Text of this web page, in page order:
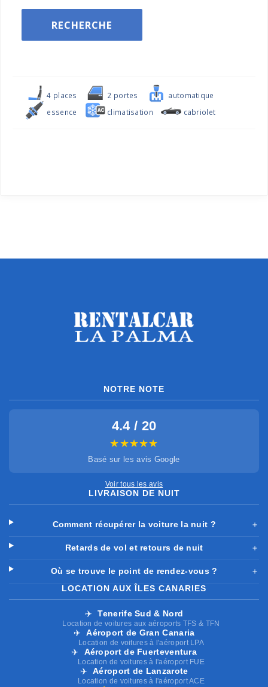
RECHERCHE
4 places 2 portes
automatique
essence
climatisation cabriolet
NOTRE NOTE
4.4 / 20
★★★★★
Basé sur les avis Google
Voir tous les avis
LIVRAISON DE NUIT
Comment récupérer la voiture la nuit ? ＋
Retards de vol et retours de nuit ＋
Où se trouve le point de rendez-vous ?
＋
LOCATION AUX ÎLES CANARIES
✈️ Tenerife Sud & Nord
Location de voitures aux aéroports TFS & TFN
✈️ Aéroport de Gran Canaria
Location de voitures à l'aéroport LPA
✈️ Aéroport de Fuerteventura
Location de voitures à l'aéroport FUE
✈️ Aéroport de Lanzarote
Location de voitures à l'aéroport ACE